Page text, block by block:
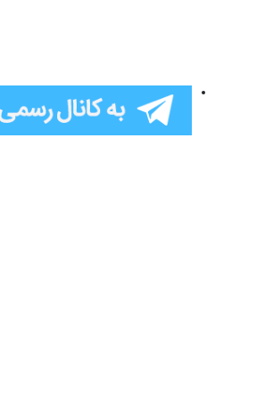
روزنامه‌های ورزشی پنج‌شنبه ۱۵ مرداد ۱۴۰۵